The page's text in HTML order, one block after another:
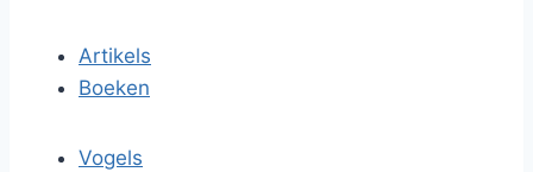
Artikels
Boeken
Vogels